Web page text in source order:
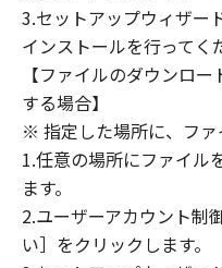
定は、本契約書の終
９．U.S.
NOTICE
“米国政府エンドユ
関また団体を意味し
府エンドユーザーで
用されます：The
item," as that term
2.101 (Oct 1995),
computer software"
3.セットアップウィザー
インストールを行ってく
【ファイルのダウンロ
する場合】
※ 指定した場所に、ファ
1.任意の場所にファイル
ます。
2.ユーザーアカウント制
い］をクリックします。